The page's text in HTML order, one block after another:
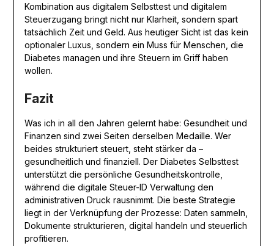
Kombination aus digitalem Selbsttest und digitalem
Steuerzugang bringt nicht nur Klarheit, sondern spart
tatsächlich Zeit und Geld. Aus heutiger Sicht ist das kein
optionaler Luxus, sondern ein Muss für Menschen, die
Diabetes managen und ihre Steuern im Griff haben
wollen.
Fazit
Was ich in all den Jahren gelernt habe: Gesundheit und
Finanzen sind zwei Seiten derselben Medaille. Wer
beides strukturiert steuert, steht stärker da –
gesundheitlich und finanziell. Der Diabetes Selbsttest
unterstützt die persönliche Gesundheitskontrolle,
während die digitale Steuer-ID Verwaltung den
administrativen Druck rausnimmt. Die beste Strategie
liegt in der Verknüpfung der Prozesse: Daten sammeln,
Dokumente strukturieren, digital handeln und steuerlich
profitieren.